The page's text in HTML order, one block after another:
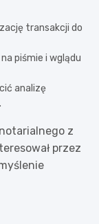
transakcji do
piśmie i wglądu
analizę
z
przez